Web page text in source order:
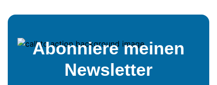
Abonniere meinen
Newsletter